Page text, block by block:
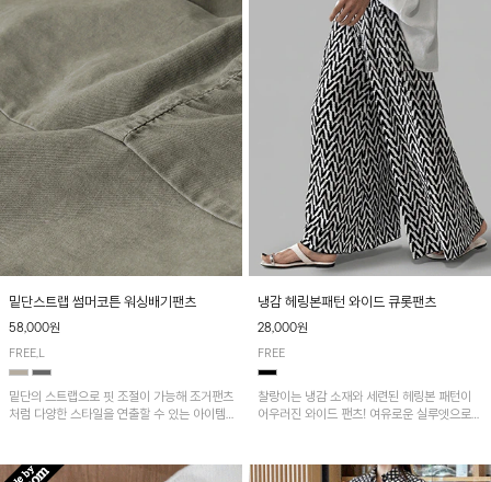
밑단스트랩 썸머코튼 워싱배기팬츠
58,000원
FREE,L
밑단의 스트랩으로 핏 조절이 가능해 조거팬츠
처럼 다양한 스타일을 연출할 수 있는 아이템!
냉감 헤링본패턴 와이드 큐롯팬츠
28,000원
FREE
찰랑이는 냉감 소재와 세련된 헤링본 패턴이
어우러진 와이드 팬츠! 여유로운 실루엣으로
다.